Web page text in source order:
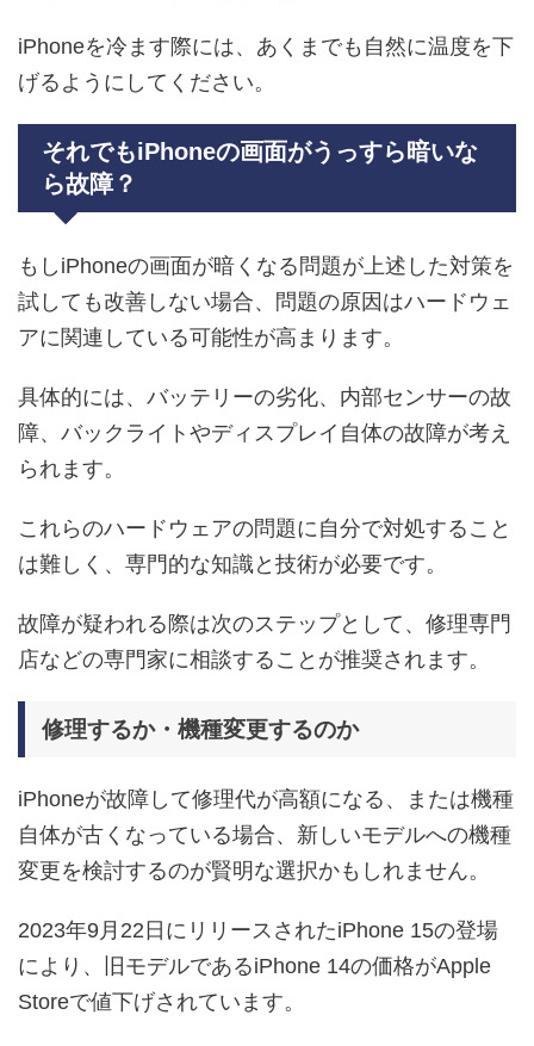
iPhoneを冷ます際には、あくまでも自然に温度を下
げるようにしてください。
それでもiPhoneの画面がうっすら暗いな
ら故障？
もしiPhoneの画面が暗くなる問題が上述した対策を
試しても改善しない場合、問題の原因はハードウェ
アに関連している可能性が高まります。
具体的には、バッテリーの劣化、内部センサーの故
障、バックライトやディスプレイ自体の故障が考え
られます。
これらのハードウェアの問題に自分で対処すること
は難しく、専門的な知識と技術が必要です。
故障が疑われる際は次のステップとして、修理専門
店などの専門家に相談することが推奨されます。
修理するか・機種変更するのか
iPhoneが故障して修理代が高額になる、または機種
自体が古くなっている場合、新しいモデルへの機種
変更を検討するのが賢明な選択かもしれません。
2023年9月22日にリリースされたiPhone 15の登場
により、旧モデルであるiPhone 14の価格がApple
Storeで値下げされています。